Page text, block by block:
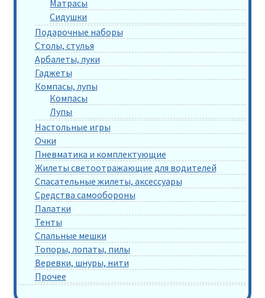
Матрасы
Сидушки
Подарочные наборы
Столы, стулья
Арбалеты, луки
Гаджеты
Компасы, лупы
Компасы
Лупы
Настольные игры
Очки
Пневматика и комплектующие
Жилеты светоотражающие для водителей
Спасательные жилеты, аксессуары
Средства самообороны
Палатки
Тенты
Спальные мешки
Топоры, лопаты, пилы
Веревки, шнуры, нити
Прочее